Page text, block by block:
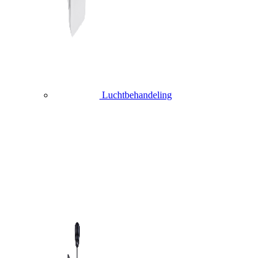
Luchtbehandeling